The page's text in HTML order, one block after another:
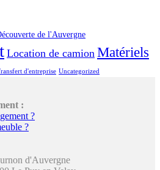
de l'Auvergne
Location de camion Matériels
d'entreprise Uncategorized
:
?
?
d'Auvergne